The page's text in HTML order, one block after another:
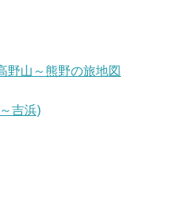
野山～熊野の旅地図
吉浜)